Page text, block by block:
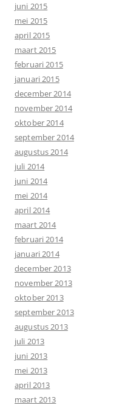
juni 2015
mei 2015
april 2015
maart 2015
februari 2015
januari 2015
december 2014
november 2014
oktober 2014
september 2014
augustus 2014
juli 2014
juni 2014
mei 2014
april 2014
maart 2014
februari 2014
januari 2014
december 2013
november 2013
oktober 2013
september 2013
augustus 2013
juli 2013
juni 2013
mei 2013
april 2013
maart 2013